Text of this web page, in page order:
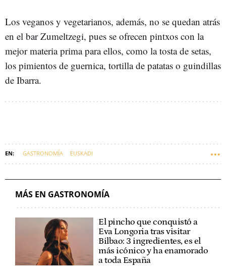
Los veganos y vegetarianos, además, no se quedan atrás
en el bar Zumeltzegi, pues se ofrecen pintxos con la
mejor materia prima para ellos, como la tosta de setas,
los pimientos de guernica, tortilla de patatas o guindillas
de Ibarra.
GASTRONOMÍA EUSKADI
MÁS EN GASTRONOMÍA
El pincho que conquistó a
Eva Longoria tras visitar
Bilbao: 3 ingredientes, es el
más icónico y ha enamorado
a toda España